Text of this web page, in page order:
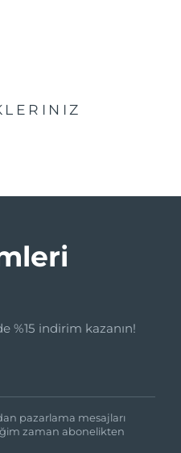
%15 indirim kazanın!
pazarlama mesajları
zaman abonelikten